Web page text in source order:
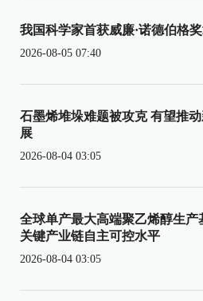
我国科学家首获威廉·诺德伯格
2026-08-05 07:40
石墨烯堆垛难题被攻克 有望推
展
2026-08-04 03:05
全球单产最大高端聚乙烯醇生产
关键产业链自主可控水平
2026-08-04 03:05